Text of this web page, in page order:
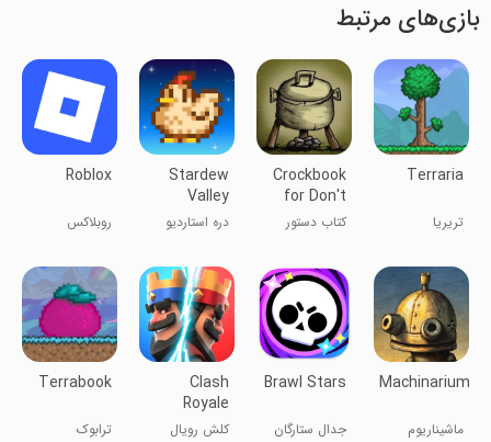
بازی‌های مرتبط
Terraria
تریریا
Crockbook
for Don't
Starve
کتاب دستور
نجات از
گرسنگی
Stardew
Valley
دره استاردیو
Roblox
روبلاکس
Machinarium
ماشیناریوم
Brawl Stars
جدال ستارگان
Clash
Royale
کلش رویال
Terrabook
ترابوک